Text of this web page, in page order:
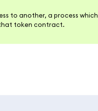
to another, a process which
token contract.